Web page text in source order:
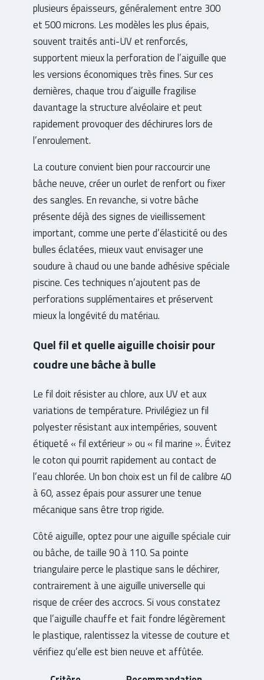
plusieurs épaisseurs, généralement entre 300
et 500 microns. Les modèles les plus épais,
souvent traités anti-UV et renforcés,
supportent mieux la perforation de l’aiguille que
les versions économiques très fines. Sur ces
dernières, chaque trou d’aiguille fragilise
davantage la structure alvéolaire et peut
rapidement provoquer des déchirures lors de
l’enroulement.
La couture convient bien pour raccourcir une
bâche neuve, créer un ourlet de renfort ou fixer
des sangles. En revanche, si votre bâche
présente déjà des signes de vieillissement
important, comme une perte d’élasticité ou des
bulles éclatées, mieux vaut envisager une
soudure à chaud ou une bande adhésive spéciale
piscine. Ces techniques n’ajoutent pas de
perforations supplémentaires et préservent
mieux la longévité du matériau.
Quel fil et quelle aiguille choisir pour
coudre une bâche à bulle
Le fil doit résister au chlore, aux UV et aux
variations de température. Privilégiez un fil
polyester résistant aux intempéries, souvent
étiqueté « fil extérieur » ou « fil marine ». Évitez
le coton qui pourrit rapidement au contact de
l’eau chlorée. Un bon choix est un fil de calibre 40
à 60, assez épais pour assurer une tenue
mécanique sans être trop rigide.
Côté aiguille, optez pour une aiguille spéciale cuir
ou bâche, de taille 90 à 110. Sa pointe
triangulaire perce le plastique sans le déchirer,
contrairement à une aiguille universelle qui
risque de créer des accrocs. Si vous constatez
que l’aiguille chauffe et fait fondre légèrement
le plastique, ralentissez la vitesse de couture et
vérifiez qu’elle est bien neuve et affûtée.